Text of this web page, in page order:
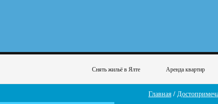
Снять жильё в Ялте Аренда квартир
Главная /